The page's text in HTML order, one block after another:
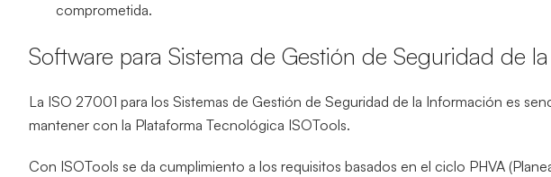
comprometida.
Software para Sistema de Gestión de Seguridad de
La ISO 27001 para los Sistemas de Gestión de Seguridad de la Información es
mantener con la Plataforma Tecnológica ISOTools.
Con ISOTools se da cumplimiento a los requisitos basados en el ciclo PHVA